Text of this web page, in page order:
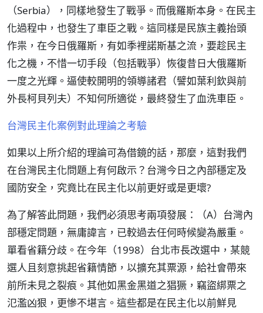
（Serbia），同樣地發生了戰爭。而俄羅斯本身。在民主
化過程中，也發生了車臣之戰。這同樣是民族主義抬頭
作祟，在今日俄羅斯，有如季裡諾斯基之流，要趁民主
化之機，不惜一切手段（包括戰爭）恢復昔日大俄羅斯
一度之光輝。逼使較開明的領導諸君（譬如葉利欽與前
外長柯貝列夫）不知何所適從，最終發生了血洗車臣。
台灣民主化案例對此理論之考驗
如果以上所介紹的理論可為借鏡的話，那麼，這對我們
在台灣民主化問題上有何啟示？台灣今日之內部穩定及
國防安全，究竟比在民主化以前更好或是更壞?
為了解答此問題，我們必須思考兩項發展：（A）台灣內
部穩定問題，無庸諱言，已較過去任何時候變為嚴重。
單看省籍分歧。在今年（1998）台北市長改選中，某競
選人且刻意挑起省籍情節，以擴充其票源，給社會帶來
前所未見之裂痕。其他如黑金黑道之猖獗，竊盜綁票之
氾濫凶狠，更慘不堪言。這些都是在民主化以前鮮見